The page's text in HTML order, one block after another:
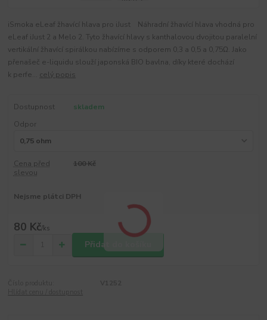
iSmoka eLeaf žhavící hlava pro iJust Náhradní žhavící hlava vhodná pro
eLeaf iJust 2 a Melo 2. Tyto žhavící hlavy s kanthalovou dvojitou paralelní
vertikální žhavící spirálkou nabízíme s odporem 0,3 a 0,5 a 0,75Ω. Jako
přenašeč e-liquidu slouží japonská BIO bavlna, díky které dochází
k perfe... celý popis
Dostupnost
skladem
Odpor
Cena před
slevou
100 Kč
Nejsme plátci DPH
80 Kč/ks
Přidat do košíku